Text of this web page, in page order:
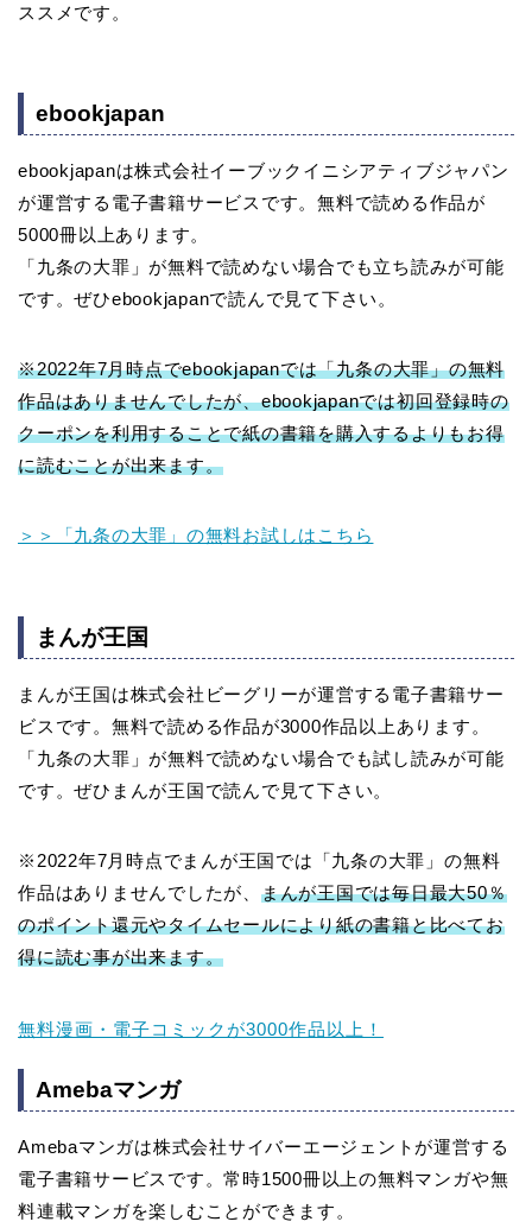
ススメです。
ebookjapan
ebookjapanは株式会社イーブックイニシアティブジャパン
が運営する電子書籍サービスです。無料で読める作品が
5000冊以上あります。
「九条の大罪」が無料で読めない場合でも立ち読みが可能
です。ぜひebookjapanで読んで見て下さい。
※2022年7月時点でebookjapanでは「九条の大罪」の無料
作品はありませんでしたが、ebookjapanでは初回登録時の
クーポンを利用することで紙の書籍を購入するよりもお得
に読むことが出来ます。
＞＞「九条の大罪」の無料お試しはこちら
まんが王国
まんが王国は株式会社ビーグリーが運営する電子書籍サー
ビスです。無料で読める作品が3000作品以上あります。
「九条の大罪」が無料で読めない場合でも試し読みが可能
です。ぜひまんが王国で読んで見て下さい。
※2022年7月時点でまんが王国では「九条の大罪」の無料
作品はありませんでしたが、 まんが王国では毎日最大50％
のポイント還元やタイムセールにより紙の書籍と比べてお
得に読む事が出来ます。
無料漫画・電子コミックが3000作品以上！
Amebaマンガ
Amebaマンガは株式会社サイバーエージェントが運営する
電子書籍サービスです。常時1500冊以上の無料マンガや無
料連載マンガを楽しむことができます。